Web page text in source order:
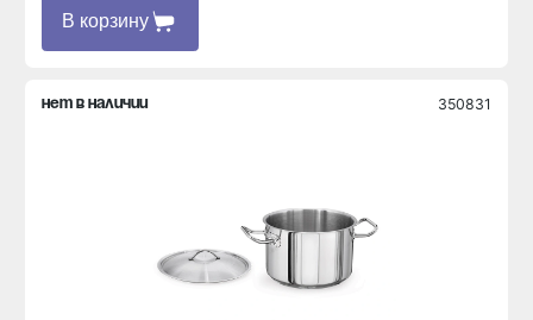
В корзину
нет в наличии 350831